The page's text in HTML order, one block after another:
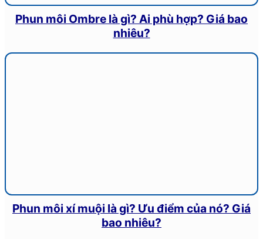
Phun môi Ombre là gì? Ai phù hợp? Giá bao
nhiêu?
Phun môi xí muội là gì? Ưu điểm của nó? Giá
bao nhiêu?